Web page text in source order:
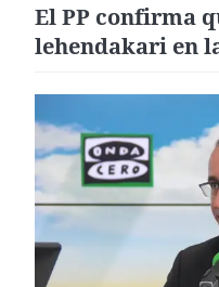
El PP confirma
lehendakari en